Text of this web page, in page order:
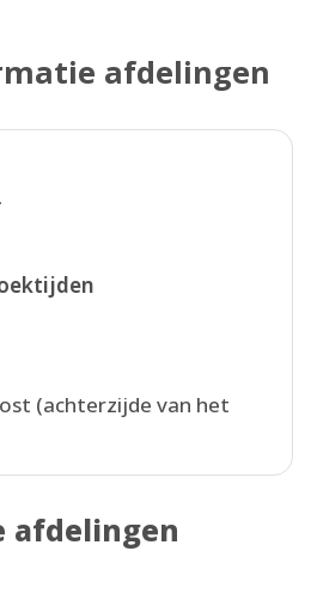
afdelingen
(achterzijde van het
afdelingen